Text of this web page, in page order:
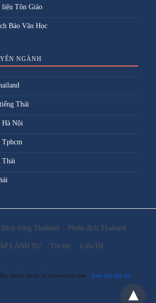
Tôn Giáo
Báo Văn Học
NGÀNH
Thái
Hà Nội
Thái
Dịch tiếng Thailand Phiên dịch Thailand
LÃNH SỰ Tin tức Liên Hệ
quyền thuộc về dichtiengthailan Xem bản đầy đủ